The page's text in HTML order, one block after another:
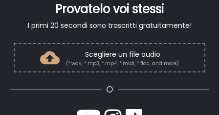
Provatelo voi stessi
I primi 20 secondi sono trascritti gratuitamente!
Scegliere un file audio
(*.wav, *.mp3, *.mp4, *.midi, *.flac, and more)
O